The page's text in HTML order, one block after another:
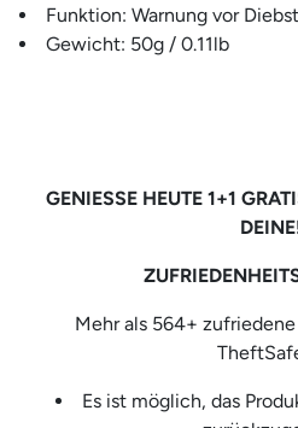
Funktion: Warnung vor
Gewicht: 50g / 0.11lb
GENIESSE HEUTE 1+1
Mehr als 564+
Es ist möglich, das